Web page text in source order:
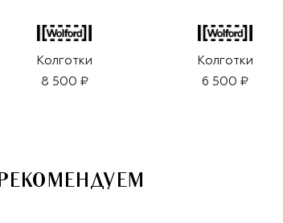
Колготки
8 500 ₽
Колготки
6 500 ₽
РЕКОМЕНДУЕМ